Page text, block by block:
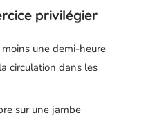
privilégier
une demi-heure
circulation dans les
sur une jambe